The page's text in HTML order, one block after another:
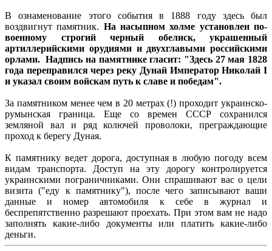
В ознаменование этого события в 1888 году здесь был
воздвигнут памятник. На насыпном холме установлен по-
военному строгий черный обелиск, украшенный
артиллерийскими орудиями и двухглавыми российскими
орлами. Надпись на памятнике гласит: "Здесь 27 мая 1828
года переправился через реку Дунай Император Николай I
и указал своим войскам путь к славе и победам".
За памятником менее чем в 20 метрах (!) проходит украинско-
румынская граница. Еще со времен СССР сохранился
земляной вал и ряд колючей проволоки, преграждающие
проход к берегу Дуная.
К памятнику ведет дорога, доступная в любую погоду всем
видам транспорта. Доступ на эту дорогу контролируется
украинскими пограничниками. Они спрашивают вас о цели
визита ("еду к памятнику"), после чего записывают ваши
данные и номер автомобиля к себе в журнал и
беспрепятственно разрешают проехать. При этом вам не надо
заполнять какие-либо документы или платить какие-либо
деньги.